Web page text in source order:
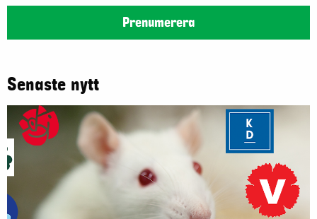
Prenumerera
Senaste nytt